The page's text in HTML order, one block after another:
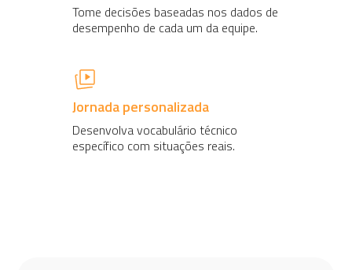
Tome decisões baseadas nos dados de
desempenho de cada um da equipe.
Jornada personalizada
Desenvolva vocabulário técnico
específico com situações reais.